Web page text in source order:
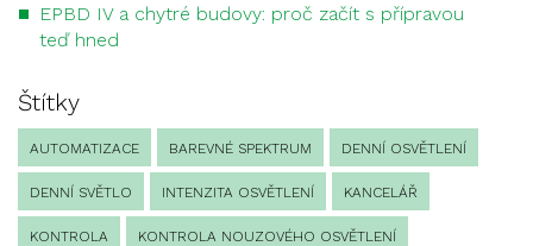
EPBD IV a chytré budovy: proč začít s přípravou
teď hned
Štítky
AUTOMATIZACE BAREVNÉ SPEKTRUM DENNÍ OSVĚTLENÍ
DENNÍ SVĚTLO INTENZITA OSVĚTLENÍ KANCELÁŘ
KONTROLA KONTROLA NOUZOVÉHO OSVĚTLENÍ